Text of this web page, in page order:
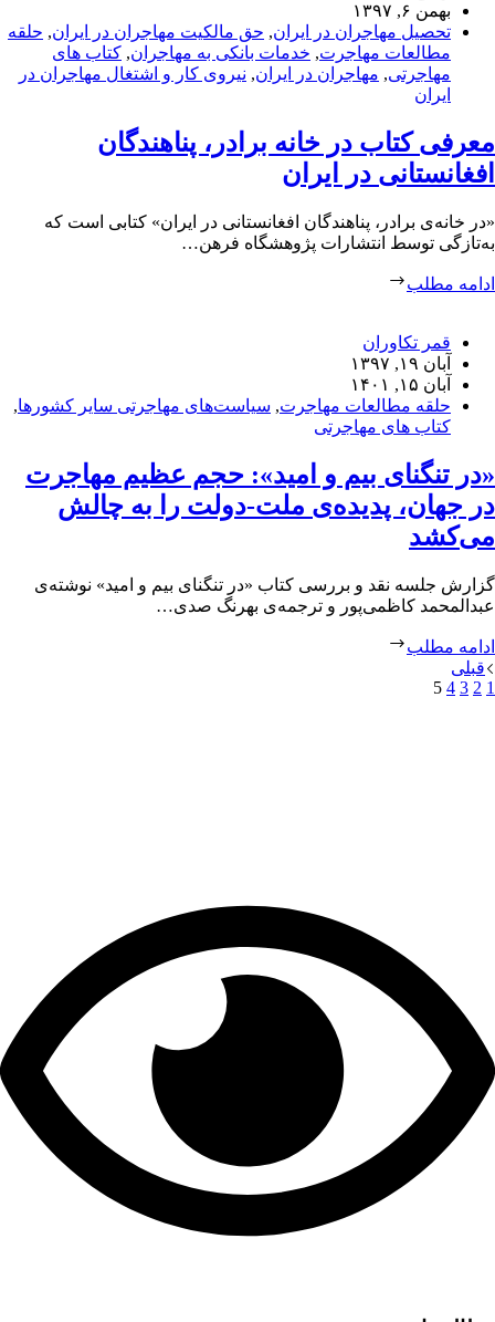
بهمن ۶, ۱۳۹۷
تحصیل مهاجران در ایران, حق مالکیت مهاجران در ایران, حلقه
مطالعات مهاجرت, خدمات بانکی به مهاجران, کتاب های
مهاجرتی, مهاجران در ایران, نیروی کار و اشتغال مهاجران در
ایران
معرفی کتاب در خانه برادر، پناهندگان
افغانستانی در ایران
«در خانه‌ی برادر، پناهندگان افغانستانی در ایران» کتابی است که
به‌تازگی توسط انتشارات پژوهشگاه فرهن…
ادامه مطلب
قمر تکاوران
آبان ۱۹, ۱۳۹۷
آبان ۱۵, ۱۴۰۱
حلقه مطالعات مهاجرت, سیاست‌های مهاجرتی سایر کشورها,
کتاب های مهاجرتی
«در تنگنای بیم و امید»: حجم عظیم مهاجرت
در جهان، پدیده‌ی ملت-دولت را به چالش
می‌کشد
گزارش جلسه نقد و بررسی کتاب «در تنگنای بیم و امید» نوشته‌ی
عبدالمحمد کاظمی‌پور و ترجمه‌ی بهرنگ صدی…
ادامه مطلب
قبلی
1
2
3
4
5